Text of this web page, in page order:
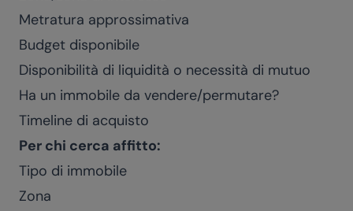
Metratura approssimativa
Budget disponibile
Disponibilità di liquidità o necessità di mutuo
Ha un immobile da vendere/permutare?
Timeline di acquisto
Per chi cerca affitto:
Tipo di immobile
Zona